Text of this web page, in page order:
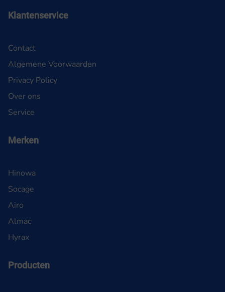
Klantenservice
Contact
Algemene Voorwaarden
Privacy Policy
Over ons
Service
Merken
Hinowa
Socage
Airo
Almac
Hyrax
Producten